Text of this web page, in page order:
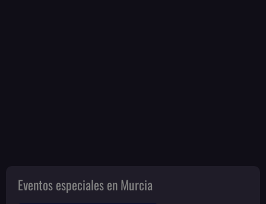
Eventos especiales en Murcia